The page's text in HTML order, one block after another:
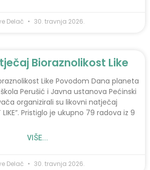
Delač 30. travnja 2026.
Bioraznolikost Like
Like Povodom Dana planeta
Perušić i Javna ustanova Pećinski
organizirali su likovni natječaj
LIKE”. Pristiglo je ukupno 79 radova iz 9
VIŠE...
Delač 30. travnja 2026.